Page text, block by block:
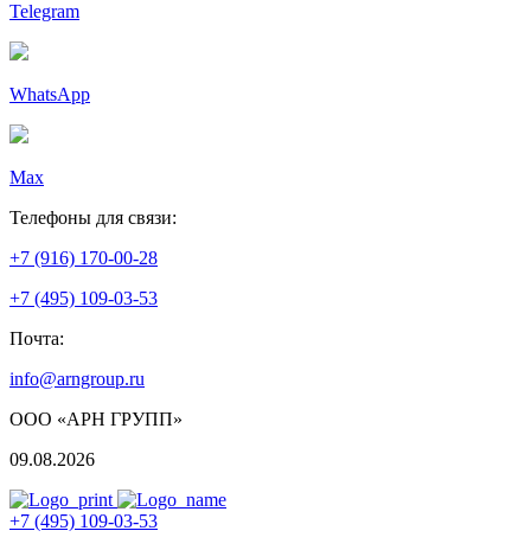
Telegram
WhatsApp
Max
Телефоны для связи:
+7 (916) 170-00-28
+7 (495) 109-03-53
Почта:
info@arngroup.ru
ООО «АРН ГРУПП»
09.08.2026
+7 (495) 109-03-53